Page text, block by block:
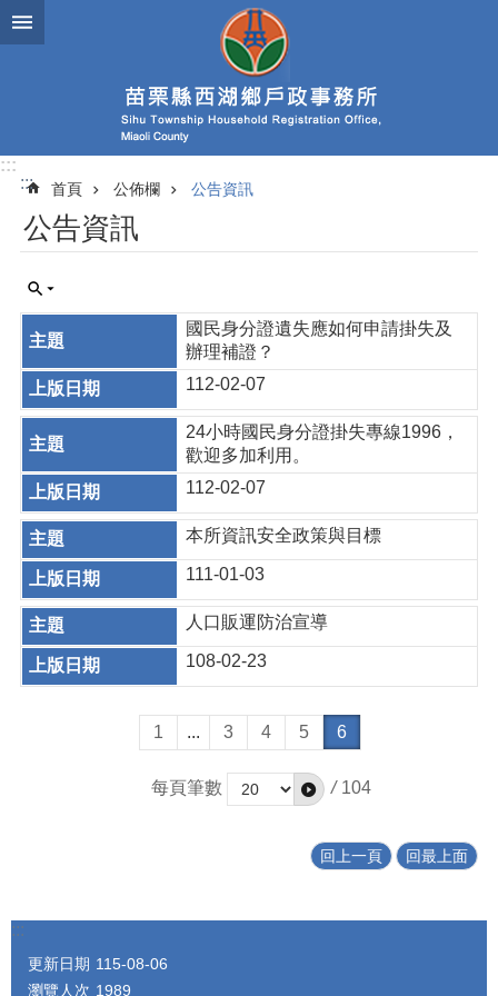
跳到主要內容區塊
:::
:::
首頁 公佈欄 公告資訊
公告資訊
國民身分證遺失應如何申請掛失及
辦理補證？
112-02-07
24小時國民身分證掛失專線1996，
歡迎多加利用。
112-02-07
本所資訊安全政策與目標
111-01-03
人口販運防治宣導
108-02-23
1 ... 3 4 5 6
每頁筆數 / 104
回上一頁 回最上面
:::
更新日期 115-08-06
瀏覽人次 1989